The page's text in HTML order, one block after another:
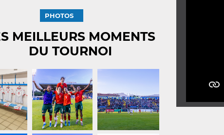
PHOTOS
MEILLEURS MOMENTS
DU TOURNOI